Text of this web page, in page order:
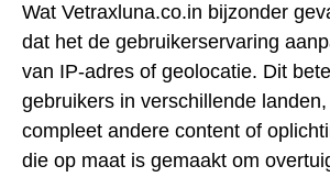
Wat Vetraxluna.co.in bijzonder
dat het de gebruikerservaring
van IP-adres of geolocatie. Dit
gebruikers in verschillende
compleet andere content of
die op maat is gemaakt om